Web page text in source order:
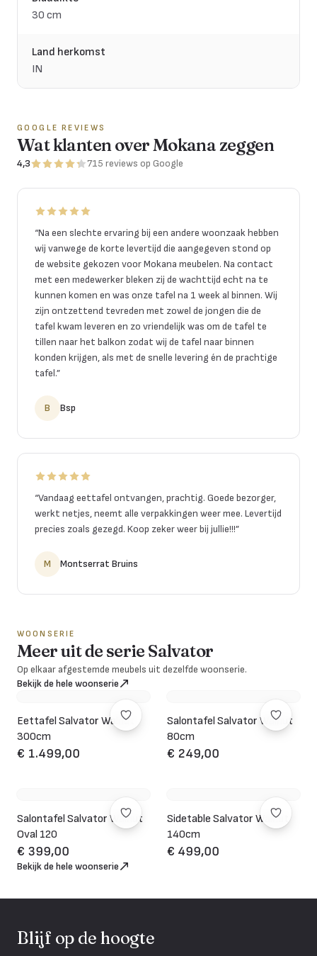
30 cm
Land herkomst
IN
GOOGLE REVIEWS
Wat klanten over Mokana zeggen
4,3 715 reviews op Google
“Na een slechte ervaring bij een andere woonzaak hebben
wij vanwege de korte levertijd die aangegeven stond op
de website gekozen voor Mokana meubelen. Na contact
met een medewerker bleken zij de wachttijd echt na te
kunnen komen en was onze tafel na 1 week al binnen. Wij
zijn ontzettend tevreden met zowel de jongen die de
tafel kwam leveren en zo vriendelijk was om de tafel te
tillen naar het balkon zodat wij de tafel naar binnen
konden krijgen, als met de snelle levering én de prachtige
tafel.”
B Bsp
“Vandaag eettafel ontvangen, prachtig. Goede bezorger,
werkt netjes, neemt alle verpakkingen weer mee. Levertijd
precies zoals gezegd. Koop zeker weer bij jullie!!!”
M Montserrat Bruins
WOONSERIE
Meer uit de serie Salvator
Op elkaar afgestemde meubels uit dezelfde woonserie.
Bekijk de hele woonserie
Eettafel Salvator Walnut
300cm
€ 1.499,00
Salontafel Salvator Walnut
80cm
€ 249,00
Salontafel Salvator Walnut
Oval 120
€ 399,00
Sidetable Salvator Walnut
140cm
€ 499,00
Bekijk de hele woonserie
Blijf op de hoogte